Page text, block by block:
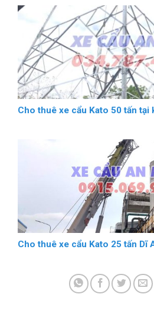
Cho thuê xe cẩu Kato 50 tấn tại
Cho thuê xe cẩu Kato 25 tấn Dĩ